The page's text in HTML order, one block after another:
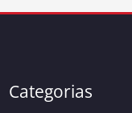
Categorias